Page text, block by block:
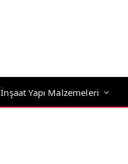
İnşaat Yapı Malzemeleri